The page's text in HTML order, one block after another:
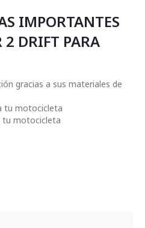
IMPORTANTES
2 DRIFT PARA
gracias a sus materiales de
tu motocicleta
tu motocicleta